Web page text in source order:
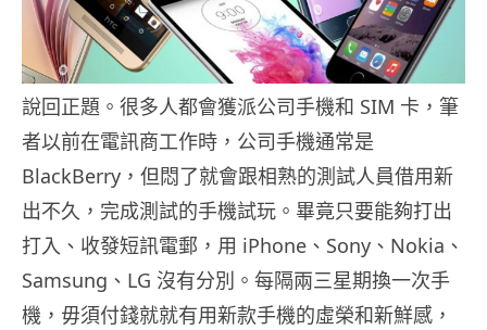
說回正題。很多人都會獲派公司手機和 SIM 卡，筆
者以前在電訊商工作時，公司手機通常是
BlackBerry，但悶了就會跟相熟的測試人員借用新
出不久，完成測試的手機試玩。畢竟只要能夠打出
打入、收發短訊電郵，用 iPhone、Sony、Nokia、
Samsung、LG 沒有分別。每隔兩三星期換一次手
機，毋須付錢就就有用新款手機的虛榮和新鮮感，